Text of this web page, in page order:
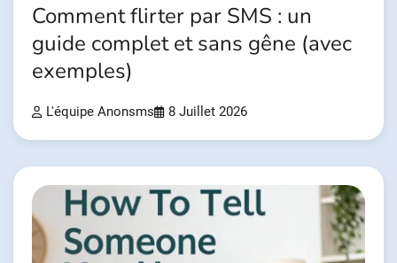
Comment flirter par SMS : un
guide complet et sans gêne (avec
exemples)
L'équipe Anonsms 8 Juillet 2026